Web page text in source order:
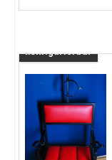
konfigurierbar